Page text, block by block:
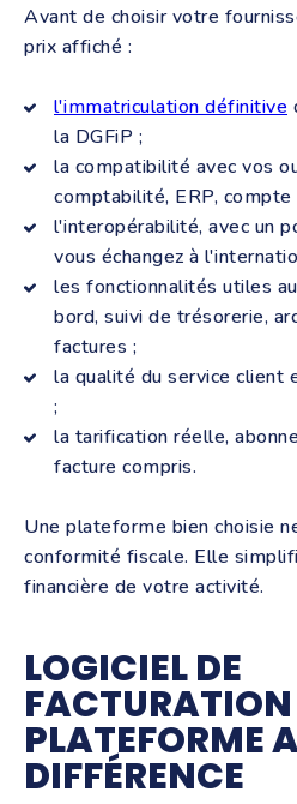
Avant de choisir votre
prix affiché :
l'immatriculation définitive
la DGFiP ;
la compatibilité avec vos
comptabilité, ERP, compte
l'interopérabilité, avec un
vous échangez à
les fonctionnalités utiles
bord, suivi de trésorerie,
factures ;
la qualité du service client
;
la tarification réelle,
facture compris.
Une plateforme bien choisie
conformité fiscale. Elle
financière de votre activité.
LOGICIEL DE
PLATEFORME
DIFFÉRENCE